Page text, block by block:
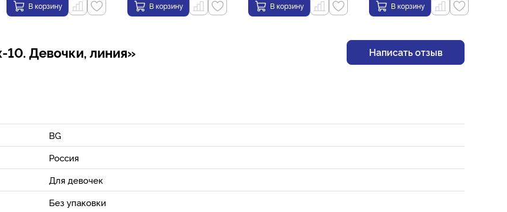
В корзину В корзину В корзину В корзину
10. Девочки, линия» Написать отзыв
BG
Россия
Для девочек
Без упаковки